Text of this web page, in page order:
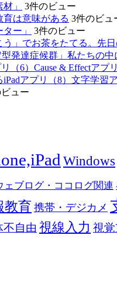
」
3件のビュー
は意味がある 3件のビュ
ー」
3件のビュー
」でお茶をたてる。先
発達症候群」私たちの
（6）Cause & Effectアプ
アプリ（8）文字学習
ュー
Windows
ェブログ・ココログ関連
教育 携帯・デジカメ
不自由 視線入力 視